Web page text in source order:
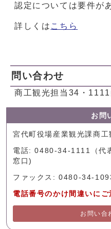
認定については要件が
詳しくは こちら
問い合わせ
商工観光担当34・
お問
宮代町役場産業観光課商
電話: 0480-34-1111（代
窓口)
ファックス: 0480-34-
電話番号のかけ間違いにご
お問い合